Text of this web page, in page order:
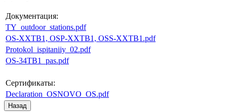
Документация:
TY_outdoor_stations.pdf
OS-XXTB1, OSP-XXTB1, OSS-XXTB1.pdf
Protokol_ispitaniiy_02.pdf
OS-34TB1_pas.pdf
Сертификаты:
Declaration_OSNOVO_OS.pdf